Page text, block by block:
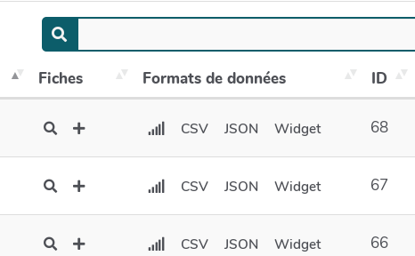
Fiches Formats de données ID
CSV JSON Widget 68
CSV JSON Widget 67
CSV JSON Widget 66